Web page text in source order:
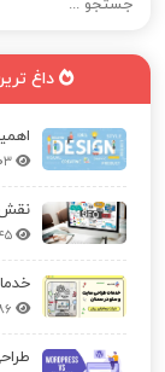
داغ
نقش